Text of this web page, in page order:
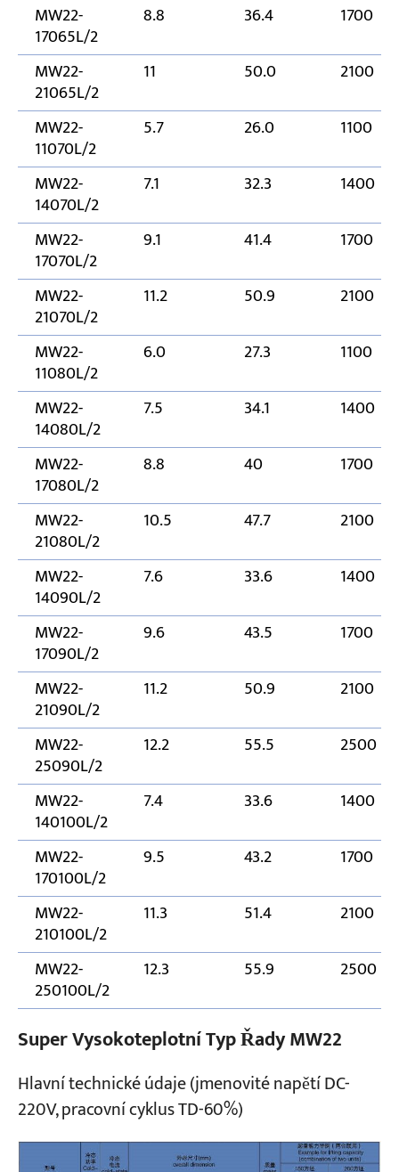
MW22-
17065L/2
8.8 36.4 1700
MW22-
21065L/2
11 50.0 2100
MW22-
11070L/2
5.7 26.0 1100
MW22-
14070L/2
7.1 32.3 1400
MW22-
17070L/2
9.1 41.4 1700
MW22-
21070L/2
11.2 50.9 2100
MW22-
11080L/2
6.0 27.3 1100
MW22-
14080L/2
7.5 34.1 1400
MW22-
17080L/2
8.8 40 1700
MW22-
21080L/2
10.5 47.7 2100
MW22-
14090L/2
7.6 33.6 1400
MW22-
17090L/2
9.6 43.5 1700
MW22-
21090L/2
11.2 50.9 2100
MW22-
25090L/2
12.2 55.5 2500
MW22-
140100L/2
7.4 33.6 1400
MW22-
170100L/2
9.5 43.2 1700
MW22-
210100L/2
11.3 51.4 2100
MW22-
250100L/2
12.3 55.9 2500
Super Vysokoteplotní Typ Řady MW22
Hlavní technické údaje (jmenovité napětí DC-
220V, pracovní cyklus TD-60%)